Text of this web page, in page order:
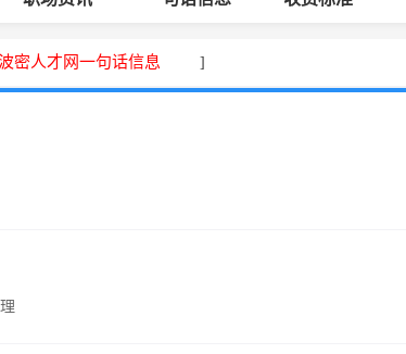
密人才网一句话信息 ]